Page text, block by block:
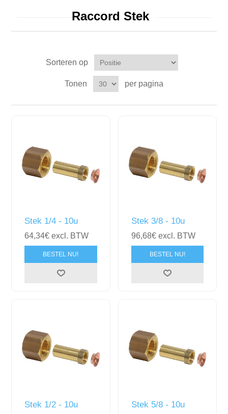
Raccord Stek
Sorteren op
Tonen per pagina
Stek 1/4 - 10u
64,34€ excl. BTW
BESTEL NU!
Stek 3/8 - 10u
96,68€ excl. BTW
BESTEL NU!
Stek 1/2 - 10u Stek 5/8 - 10u